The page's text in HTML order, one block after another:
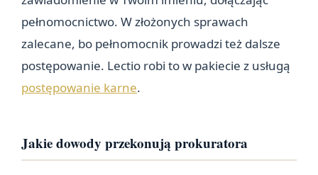
pełnomocnictwo. W złożonych sprawach
zalecane, bo pełnomocnik prowadzi też dalsze
postępowanie. Lectio robi to w pakiecie z usługą
postępowanie karne.
Jakie dowody przekonują prokuratora